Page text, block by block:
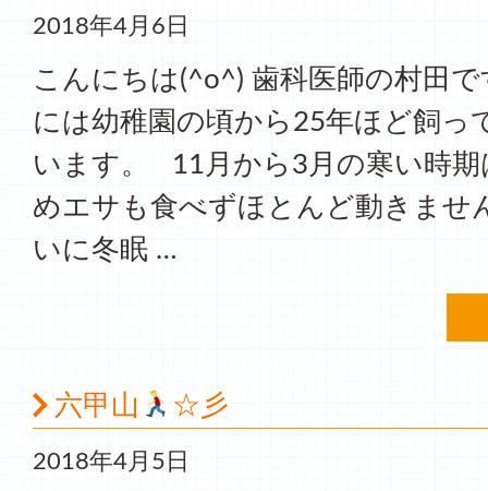
2018年4月6日
こんにちは(^o^) 歯科医師の村田
には幼稚園の頃から25年ほど飼っ
います。 11月から3月の寒い時期
めエサも食べずほとんど動きませ
いに冬眠 …
六甲山 ☆彡
2018年4月5日